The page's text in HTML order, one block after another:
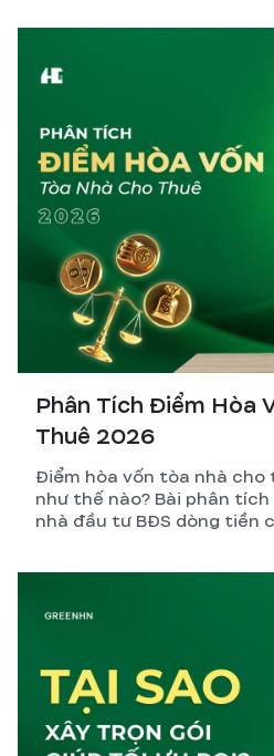
Phân Tích Điểm Hòa
Thuê 2026
Điểm hòa vốn tòa nhà
như thế nào? Bài phân
nhà đầu tư BĐS dòng tiền